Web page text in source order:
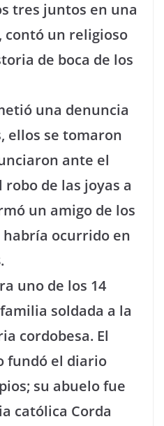
tres juntos en una
contó un religioso
de boca de los
una denuncia
ellos se tomaron
ante el
de las joyas a
un amigo de los
habría ocurrido en
uno de los 14
soldada a la
cordobesa. El
fundó el diario
su abuelo fue
católica Corda